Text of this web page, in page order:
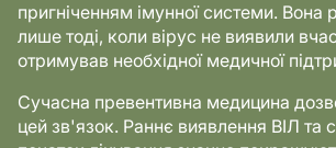
пригніченням імунної системи. Вона
лише тоді, коли вірус не виявили
отримував необхідної медичної
Сучасна превентивна медицина
цей зв'язок. Раннє виявлення ВІЛ та